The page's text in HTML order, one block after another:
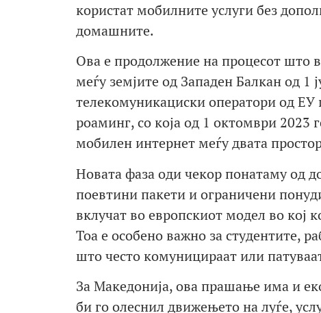
користат мобилните услуги без
домашните.
Ова е продолжение на процесот што
меѓу земјите од Западен Балкан од 1
телекомуникациски оператори од ЕУ
роаминг, со која од 1 октомври 2023
мобилен интернет меѓу двата
Новата фаза оди чекор понатаму од
поевтини пакети и ограничени
вклучат во европскиот модел во кој
Тоа е особено важно за студентите,
што често комуницираат или
За Македонија, ова прашање има и
би го олеснил движењето на луѓе,